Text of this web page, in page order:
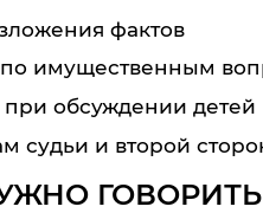
фактов
по имущественным
обсуждении детей
судьи и второй
ГОВОРИТЬ